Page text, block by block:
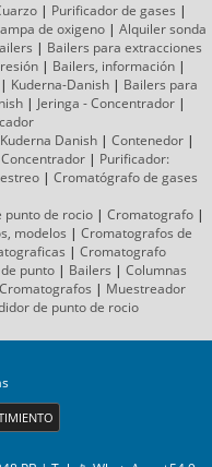
| Purificador de gases |
de oxigeno | Alquiler sonda
| Bailers para extracciones
| Bailers, información |
| Kuderna-Danish | Bailers para
| Jeringa - Concentrador|
Kuderna Danish| Contenedor|
Concentrador | Purificador:
| Cromatógrafode gases
punto de rocio | Cromatografo |
modelos | Cromatografos de
| Cromatografo
punto| Bailers | Columnas
| Muestreador
de punto de rocio